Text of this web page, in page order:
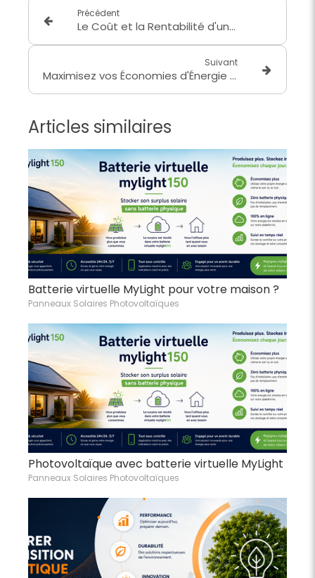
Précédent
Le Coût et la Rentabilité d'une Installation Solaire de 3 kWc en 2024
Suivant
Maximisez vos Économies d'Énergie avec un Bilan Solaire Gratuit
Articles similaires
Batterie virtuelle MyLight pour votre maison ?
Panneaux Solaires Photovoltaïques
Photovoltaïque avec batterie virtuelle MyLight
Panneaux Solaires Photovoltaïques